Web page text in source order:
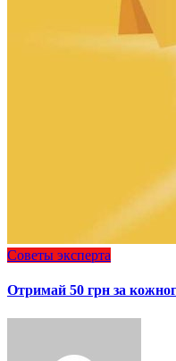
Советы эксперта
Отримай 50 грн за